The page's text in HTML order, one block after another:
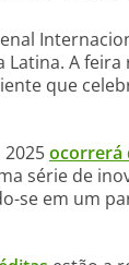
Latina. A
que
2025ocorrerá
série de
se em um